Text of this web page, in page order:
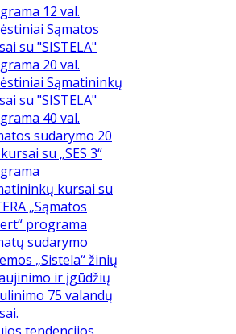
12 val.
Sąmatos
su "SISTELA"
20 val.
Sąmatininkų
su "SISTELA"
40 val.
sudarymo 20
su „SES 3“
kursai su
„Sąmatos
programa
sudarymo
„Sistela“ žinių
ir įgūdžių
75 valandų